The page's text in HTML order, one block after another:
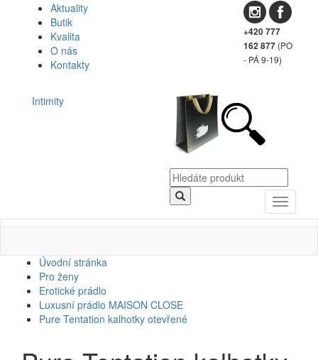
Aktuality
Butik
Kvalita
O nás
Kontakty
+420 777
162 877 (PO
- PÁ 9-19)
Intimity
Toggle
Úvodní stránka
Pro ženy
Erotické prádlo
Luxusní prádlo MAISON CLOSE
Pure Tentation kalhotky otevřené